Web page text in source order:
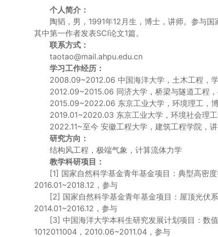
个人简介：
陶韬，男，1991年12月生，博士，讲师。参与
其中第一作者发表SCI论文1篇。
联系方式：
taotao@mail.ahpu.edu.cn
学习工作经历：
2008.09~2012.06 中国海洋大学，土木工程，
2012.09~2015.06 同济大学，桥梁与隧道工程
2015.09~2022.06 东京工业大学，环境理工，
2019.01~2020.03 东京工业大学，环境社会理
2022.11~至今 安徽工程大学，建筑工程学院，
研究方向：
结构风工程，极端气象，计算流体力学
教学科研项目：
[1] 国家自然科学基金青年基金项目：典型高密
2016.01~2018.12，参与
[2] 国家自然科学基金青年基金项目：屋顶光伏
2014.01~2016.12，参与
[3] 中国海洋大学本科生研究发展计划项目：数
1012011004，2010.06~2011.04，参与